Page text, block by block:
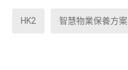
HK2 智慧物業保養方案